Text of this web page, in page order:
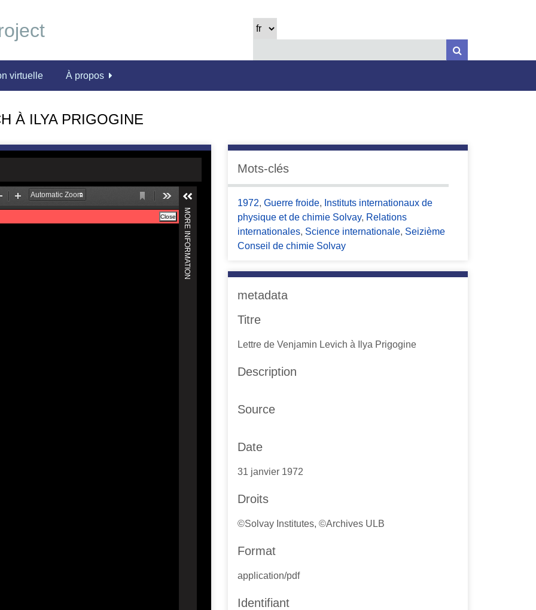
virtuelle À propos
À ILYA PRIGOGINE
Mots-clés
1972,Guerre froide, Instituts internationaux de
physique et de chimie Solvay, Relations
internationales, Science internationale, Seizième
Conseil de chimie Solvay
metadata
Titre
Lettre de Venjamin Levich à Ilya Prigogine
Description
Source
Date
31 janvier 1972
Droits
©Solvay Institutes, ©Archives ULB
Format
application/pdf
Identifiant